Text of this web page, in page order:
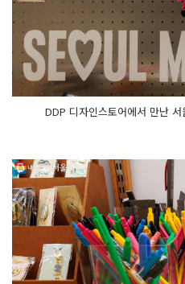
DDP 디자인스토어에서 만난